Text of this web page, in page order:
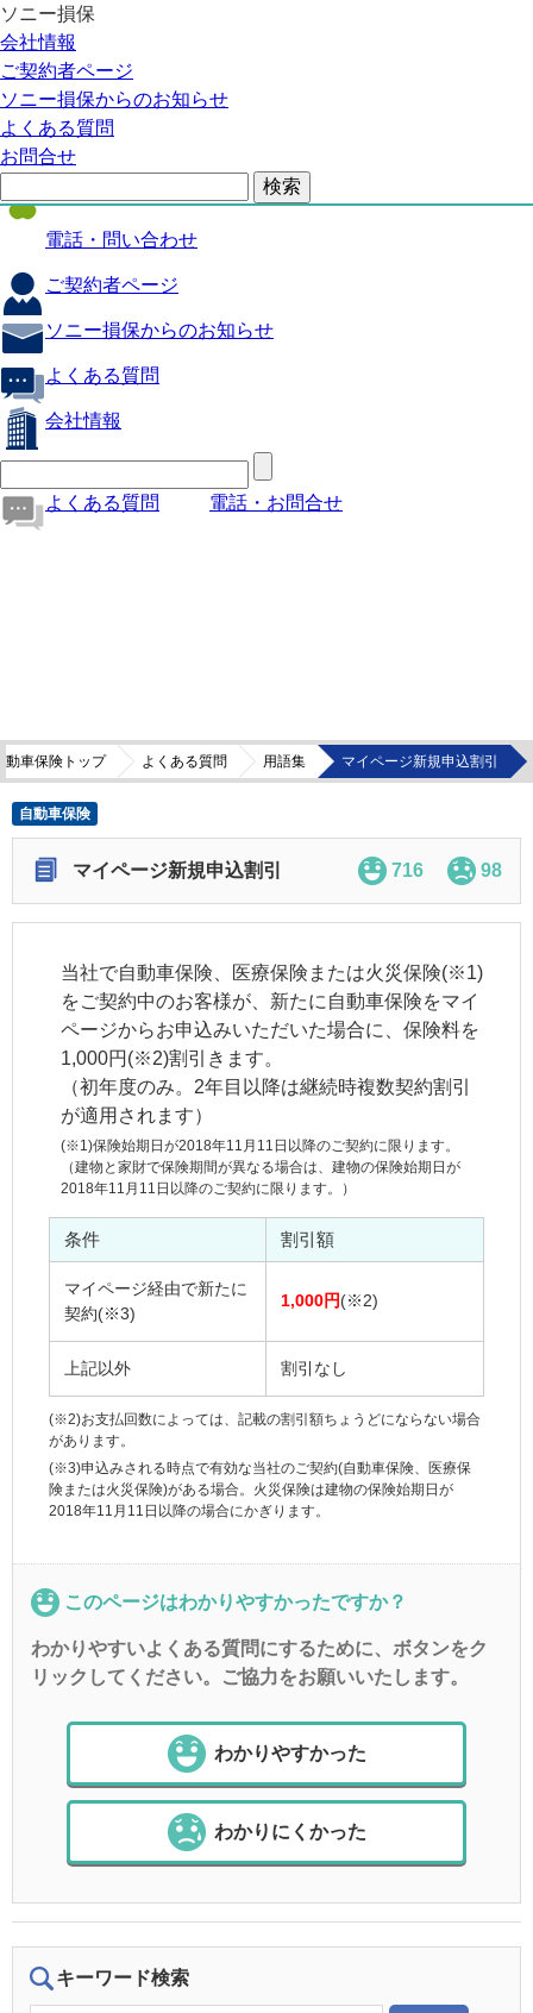
ソニー損保
会社情報
ご契約者ページ
ソニー損保からのお知らせ
よくある質問
お問合せ
自動車保険
医療保険
火災保険
海外旅行保険
電話・問い合わせ
ご契約者ページ
ソニー損保からのお知らせ
よくある質問
会社情報
よくある質問 電話・お問合せ
動車保険トップ よくある質問 用語集 マイページ新規申込割引
自動車保険
マイページ新規申込割引 716 98
当社で自動車保険、医療保険または火災保険(※1)
をご契約中のお客様が、新たに自動車保険をマイ
ページからお申込みいただいた場合に、保険料を
1,000円(※2)割引きます。
（初年度のみ。2年目以降は継続時複数契約割引
が適用されます）
(※1)保険始期日が2018年11月11日以降のご契約に限ります。
（建物と家財で保険期間が異なる場合は、建物の保険始期日が
2018年11月11日以降のご契約に限ります。）
条件 割引額
マイページ経由で新たに
契約(※3)
1,000円(※2)
上記以外 割引なし
(※2)お支払回数によっては、記載の割引額ちょうどにならない場合
があります。
(※3)申込みされる時点で有効な当社のご契約(自動車保険、医療保
険または火災保険)がある場合。火災保険は建物の保険始期日が
2018年11月11日以降の場合にかぎります。
このページはわかりやすかったですか？
わかりやすいよくある質問にするために、ボタンをク
リックしてください。ご協力をお願いいたします。
わかりやすかった
わかりにくかった
キーワード検索